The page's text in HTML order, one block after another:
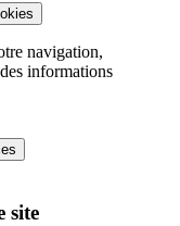
navigation,
informations
site